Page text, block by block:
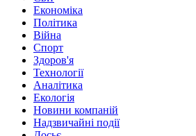
Економіка
Політика
Війна
Спорт
Здоров'я
Технології
Аналітика
Екологія
Новини компаній
Надзвичайні події